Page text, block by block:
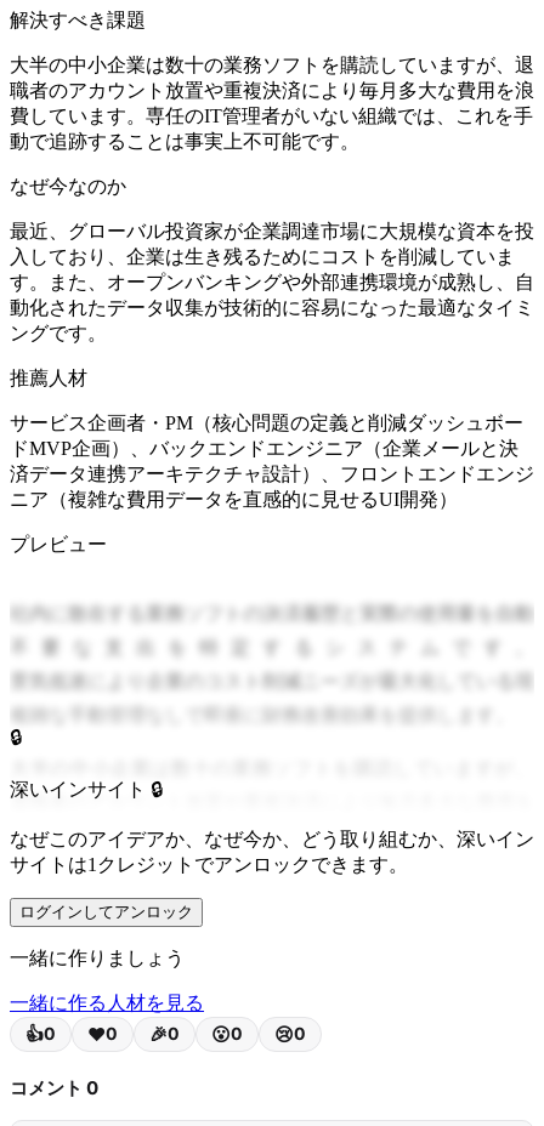
解決すべき課題
大半の中小企業は数十の業務ソフトを購読していますが、退
職者のアカウント放置や重複決済により毎月多大な費用を浪
費しています。専任のIT管理者がいない組織では、これを手
動で追跡することは事実上不可能です。
なぜ今なのか
最近、グローバル投資家が企業調達市場に大規模な資本を投
入しており、企業は生き残るためにコストを削減していま
す。また、オープンバンキングや外部連携環境が成熟し、自
動化されたデータ収集が技術的に容易になった最適なタイミ
ングです。
推薦人材
サービス企画者・PM（核心問題の定義と削減ダッシュボー
ドMVP企画）、バックエンドエンジニア（企業メールと決
済データ連携アーキテクチャ設計）、フロントエンドエンジ
ニア（複雑な費用データを直感的に見せるUI開発）
プレビュー
社内に散在する業務ソフトの決済履歴と実際の使用量を自動
不要な支出を特定するシステムです。
景気低迷により企業のコスト削減ニーズが最大化している現
退職者のアカウント放置や重複決済により毎月多大な費用を
専任のIT管理者がいない組織では、
これを手動で追跡することは事実上不可能です。
最近、
グローバル投資家が企業調達市場に大規模な資本を投入して
企業は生き残るためにコストを削減しています。また、
オープンバンキングや外部連携環境が成熟し、
🔒
深いインサイト 🔒
なぜこのアイデアか、なぜ今か、どう取り組むか、深いイン
サイトは1クレジットでアンロックできます。
ログインしてアンロック
一緒に作りましょう
一緒に作る人材を見る